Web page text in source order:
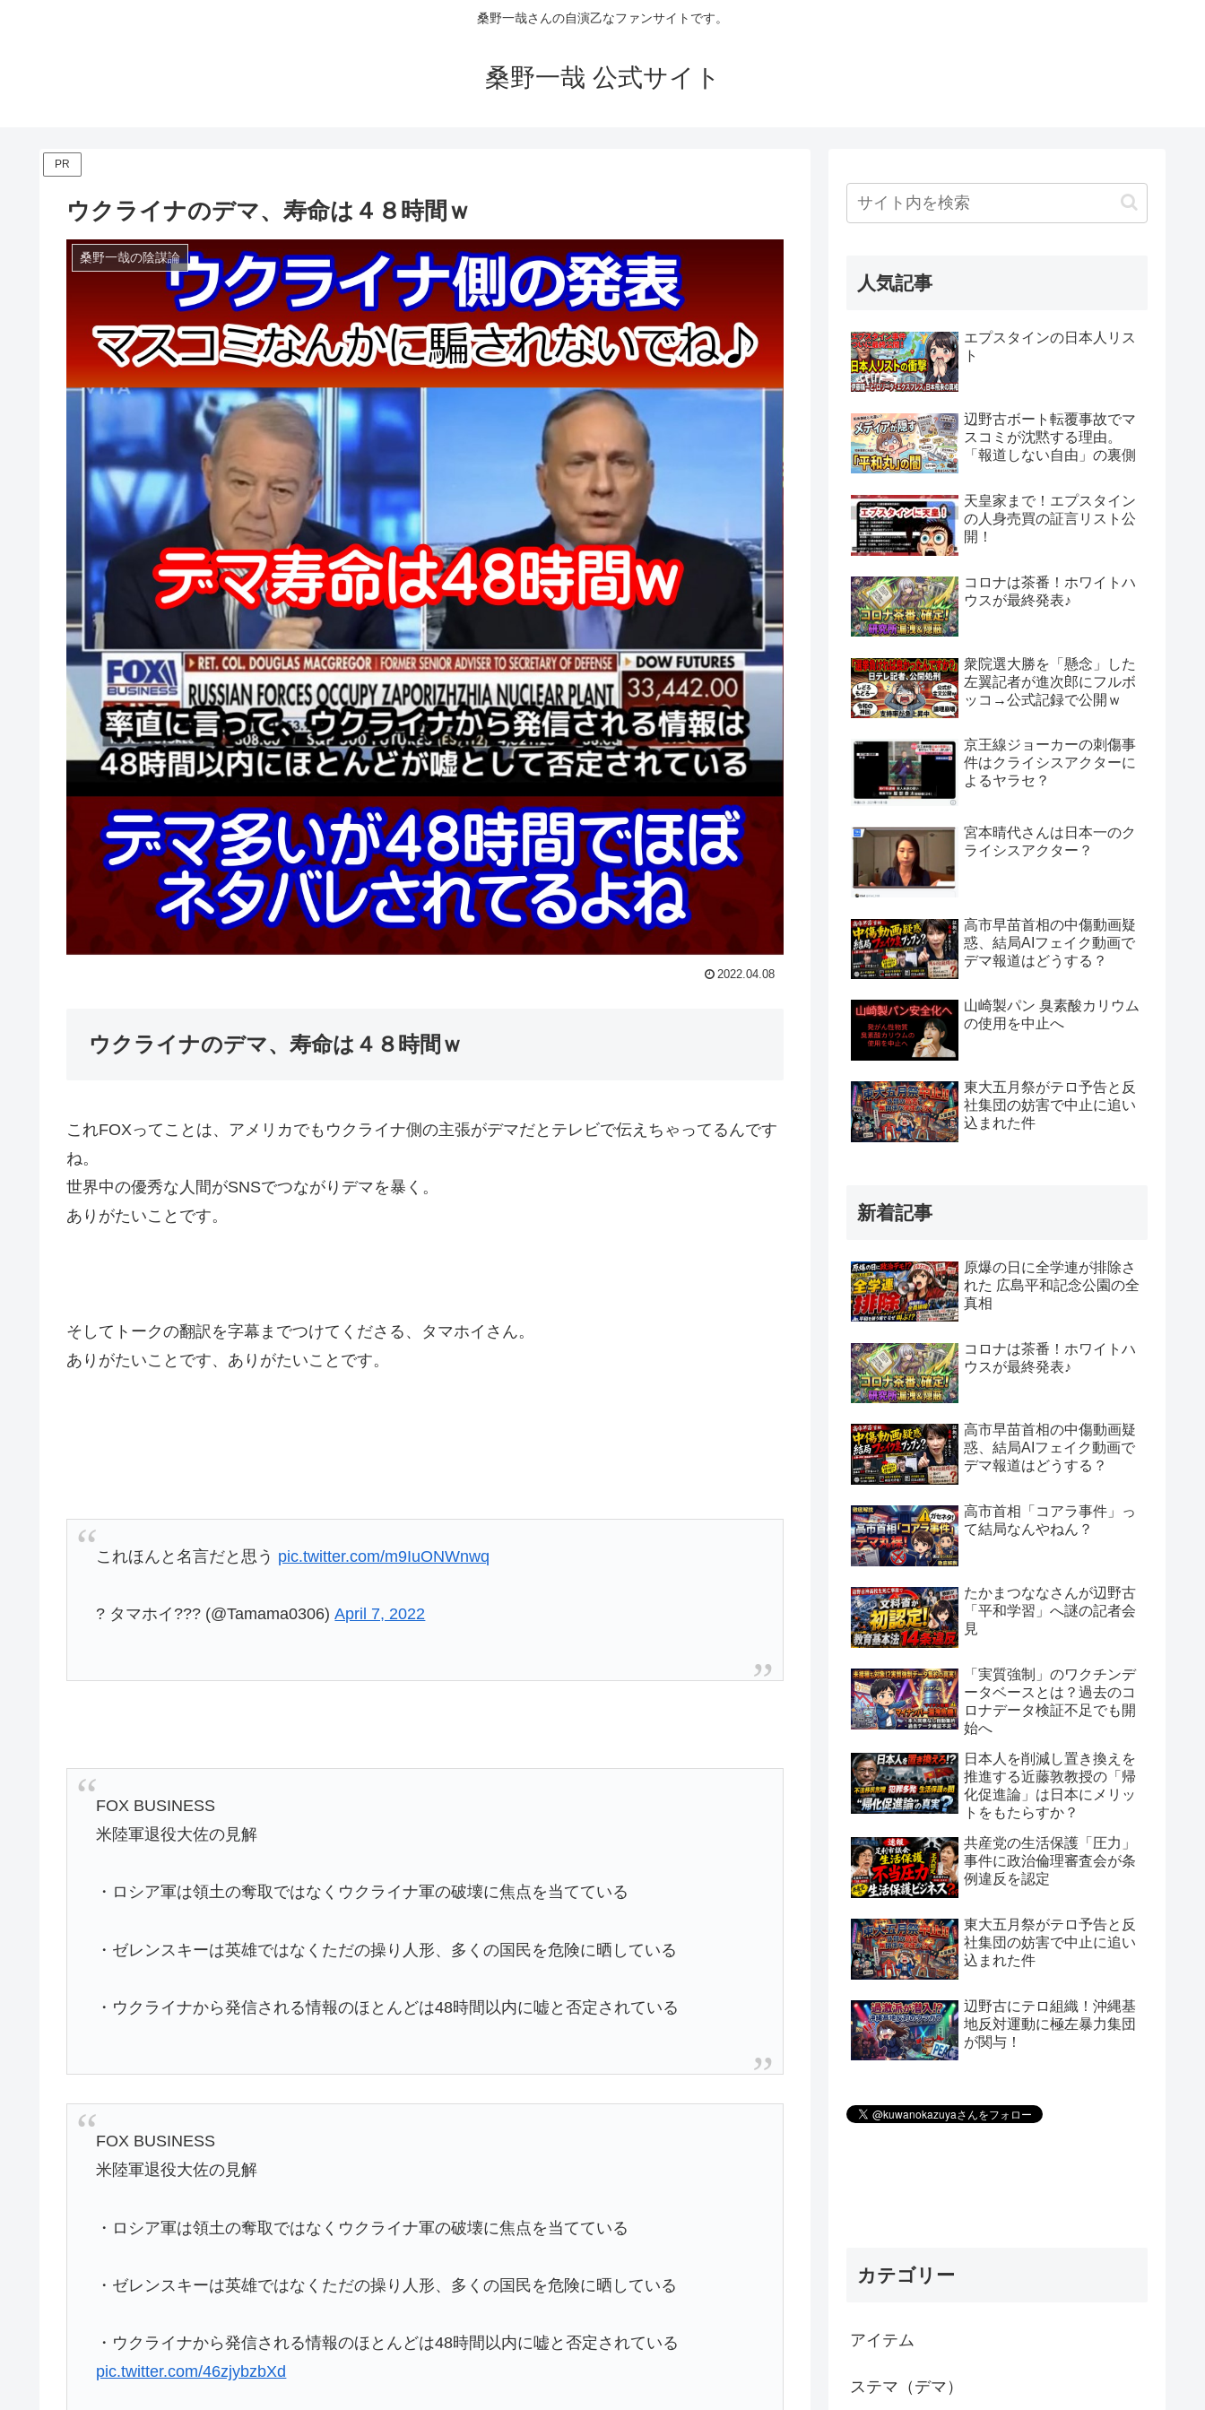
桑野一哉さんの自演乙なファンサイトです。
桑野一哉 公式サイト
PR
ウクライナのデマ、寿命は４８時間ｗ
桑野一哉の陰謀論
2022.04.08
ウクライナのデマ、寿命は４８時間ｗ
これFOXってことは、アメリカでもウクライナ側の主張がデマだとテレビで伝えちゃってるんです
ね。
世界中の優秀な人間がSNSでつながりデマを暴く。
ありがたいことです。
そしてトークの翻訳を字幕までつけてくださる、タマホイさん。
ありがたいことです、ありがたいことです。
これほんと名言だと思う pic.twitter.com/m9IuONWnwq
? タマホイ??? (@Tamama0306)April 7, 2022
FOX BUSINESS
米陸軍退役大佐の見解
・ロシア軍は領土の奪取ではなくウクライナ軍の破壊に焦点を当てている
・ゼレンスキーは英雄ではなくただの操り人形、多くの国民を危険に晒している
・ウクライナから発信される情報のほとんどは48時間以内に嘘と否定されている
FOX BUSINESS
米陸軍退役大佐の見解
・ロシア軍は領土の奪取ではなくウクライナ軍の破壊に焦点を当てている
・ゼレンスキーは英雄ではなくただの操り人形、多くの国民を危険に晒している
・ウクライナから発信される情報のほとんどは48時間以内に嘘と否定されている
pic.twitter.com/46zjybzbXd
人気記事
エプスタインの日本人リス
ト
辺野古ボート転覆事故でマ
スコミが沈黙する理由。
「報道しない自由」の裏側
天皇家まで！エプスタイン
の人身売買の証言リスト公
開！
コロナは茶番！ホワイトハ
ウスが最終発表♪
衆院選大勝を「懸念」した
左翼記者が進次郎にフルボ
ッコ→公式記録で公開ｗ
京王線ジョーカーの刺傷事
件はクライシスアクターに
よるヤラセ？
宮本晴代さんは日本一のク
ライシスアクター？
高市早苗首相の中傷動画疑
惑、結局AIフェイク動画で
デマ報道はどうする？
山崎製パン 臭素酸カリウム
の使用を中止へ
東大五月祭がテロ予告と反
社集団の妨害で中止に追い
込まれた件
新着記事
原爆の日に全学連が排除さ
れた 広島平和記念公園の全
真相
コロナは茶番！ホワイトハ
ウスが最終発表♪
高市早苗首相の中傷動画疑
惑、結局AIフェイク動画で
デマ報道はどうする？
高市首相「コアラ事件」っ
て結局なんやねん？
たかまつななさんが辺野古
「平和学習」へ謎の記者会
見
「実質強制」のワクチンデ
ータベースとは？過去のコ
ロナデータ検証不足でも開
始へ
日本人を削減し置き換えを
推進する近藤敦教授の「帰
化促進論」は日本にメリッ
トをもたらすか？
共産党の生活保護「圧力」
事件に政治倫理審査会が条
例違反を認定
東大五月祭がテロ予告と反
社集団の妨害で中止に追い
込まれた件
辺野古にテロ組織！沖縄基
地反対運動に極左暴力集団
が関与！
カテゴリー
アイテム
ステマ（デマ）